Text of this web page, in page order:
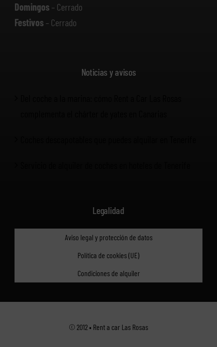
Domingos– Cerrado
Festivos– Cerrado
Noticias y avisos
Legalidad
Aviso legal y protección de datos
Política de cookies (UE)
Condiciones de alquiler
© 2012 • Rent a car Las Rosas